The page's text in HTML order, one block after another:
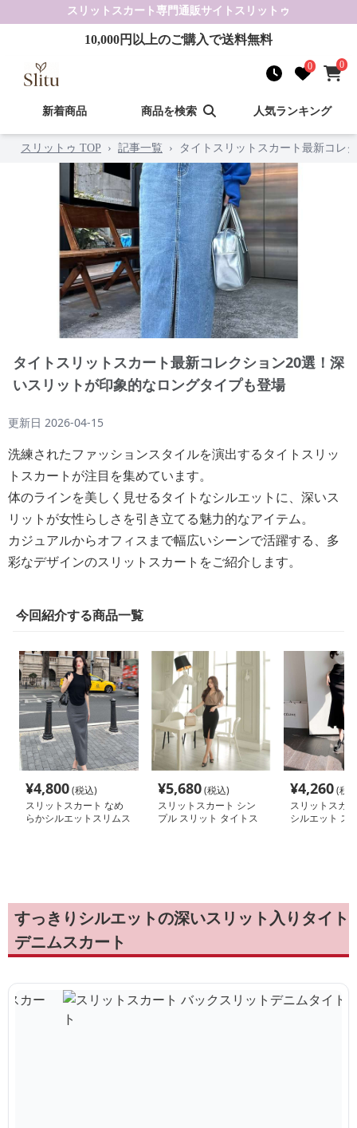
スリットスカート 専門通販サイト スリットゥ
10,000円以上のご購入で送料無料
0 0
新着商品 商品を検索 人気ランキング
スリットゥ TOP › 記事一覧 › タイトスリットスカート最新コレ
タイトスリットスカート最新コレクション20選！深
いスリットが印象的なロングタイプも登場
更新日 2026-04-15
洗練されたファッションスタイルを演出するタイトスリッ
トスカートが注目を集めています。
体のラインを美しく見せるタイトなシルエットに、深いス
リットが女性らしさを引き立てる魅力的なアイテム。
カジュアルからオフィスまで幅広いシーンで活躍する、多
彩なデザインのスリットスカートをご紹介します。
今回紹介する商品一覧
¥4,800(税込)
スリットスカート なめ
らかシルエットスリムス
¥5,680(税込)
スリットスカート シン
プル スリット タイトス
¥4,260(税
スリットスカ
シルエット ス
すっきりシルエットの深いスリット入りタイト
デニムスカート